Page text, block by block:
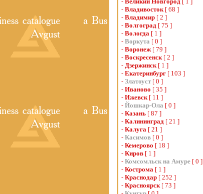
- Владивосток[ 68 ]
- Владимир [ 2 ]
- Волгоград [ 75 ]
- Вологда [ 1 ]
- Воркута [ 0 ]
- Воронеж[ 79 ]
- Воскресенск[ 2 ]
- Дзержинск[ 1 ]
- Екатеринбург [ 103 ]
- Златоуст [ 0 ]
- Иваново [ 35 ]
- Ижевск[ 11 ]
- Йошкар-Ола [ 0 ]
- Казань [ 87 ]
- Калининград [ 21 ]
- Калуга [ 21 ]
- Касимов [ 0 ]
- Кемерово [ 18 ]
- Киров [ 1 ]
- Комсомльск на Амуре [ 0 ]
- Кострома [ 1 ]
- Краснодар [ 252 ]
- Красноярск[ 73 ]